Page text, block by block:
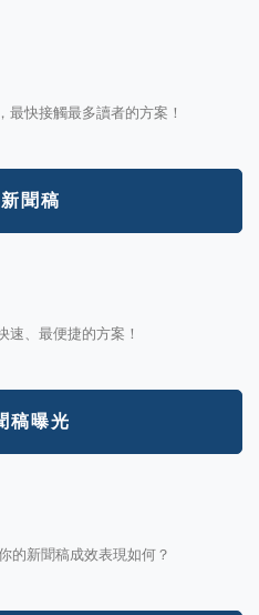
快接觸最多讀者的方案！
聞稿
、最便捷的方案！
稿曝光
的新聞稿成效表現如何？